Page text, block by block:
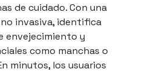
de cuidado. Con una
invasiva, identifica
envejecimiento y
como manchas o
minutos, los usuarios